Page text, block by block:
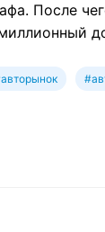
После